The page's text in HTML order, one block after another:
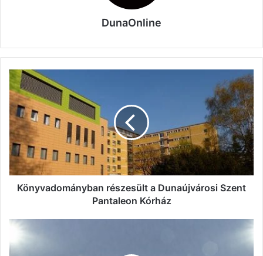
DunaOnline
Könyvadományban
részesült
a
Dunaújvárosi
Szent
Pantaleon
Kórház
Könyvadományban részesült a Dunaújvárosi Szent
Pantaleon Kórház
Vereséget
a